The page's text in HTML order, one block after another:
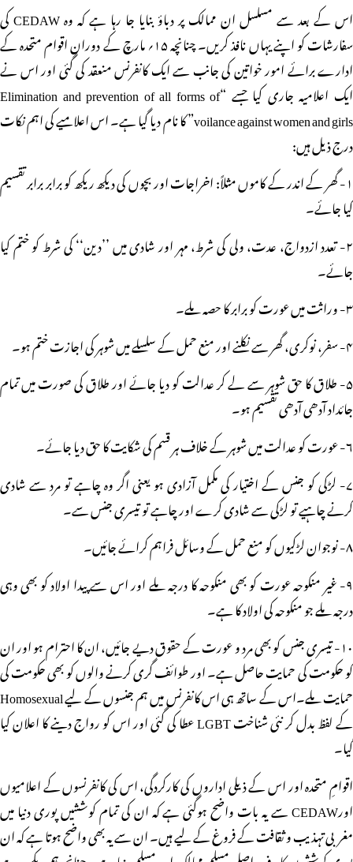
اس کے بعد سے مسلسل ان ممالک پر دباؤ بنایا جا رہا ہے کہ وہ CEDAW کی
سفارشات کو اپنے یہاں نافذ کریں۔ چنانچہ ۱۵؍ مارچ کے دوران اقوام متحدہ کے
ادارے برائے امور خواتین کی جانب سے ایک کانفرنس منعقد کی گئی اور اس نے
ایک اعلامیہ جاری کیا جسے “Elimination and prevention of all forms of
voilance against women and girls” کا نام دیا گیا ہے۔ اس اعلامیے کی اہم نکات
درج ذیل ہیں:
۱- گھر کے اندر کے کاموں مثلاً: اخراجات اور بچوں کی دیکھ ریکھ کو برابر برابر تقسیم
کیا جائے۔
۲- تعدد ازدواج، عدت، ولی کی شرط، مہر اور شادی میں ’’دین‘‘ کی شرط کو ختم کیا
جائے۔
۳- وراثت میں عورت کو برابر کا حصہ ملے۔
۴- سفر، نوکری، گھر سے نکلنے اور منع حمل کے سلسلے میں شوہر کی اجازت ختم ہو۔
۵- طلاق کا حق شوہر سے لے کر عدالت کو دیا جائے اور طلاق کی صورت میں تمام
جائداد آدھی آدھی تقسیم ہو۔
۶- عورت کو عدالت میں شوہر کے خلاف ہر قسم کی شکایت کا حق دیا جائے۔
۷- لڑکی کو جنس کے اختیار کی مکمل آزادی ہو یعنی اگر وہ چاہے تو مرد سے شادی
کرنے چاہیے تو لڑکی سے شادی کرے اور چاہے تو تیسری جنس سے۔
۸- نوجوان لڑکیوں کو منع حمل کے وسائل فراہم کرائے جائیں۔
۹- غیر منکوحہ عورت کو بھی منکوحہ کا درجہ ملے اور اس سے پیدا اولاد کو بھی وہی
درجہ ملے جو منکوحہ کی اولاد کا ہے۔
۱۰- تیسری جنس کو بھی مرد و عورت کے حقوق دیے جائیں، ان کا احترام ہو اور ان
کو حکومت کی حمایت حاصل ہے۔ اور طوائف گری کرنے والوں کو بھی حکومت کی
حمایت ملے۔اس کے ساتھ ہی اس کانفرنس میں ہم جنسوں کے لیے Homosexual
کے لفظ بدل کر نئی شناخت LGBT عطا کی گئی اور اس کو رواج دینے کا اعلان کیا
گیا۔
اقوامِ متحدہ اور اس کے ذیلی اداروں کی کارکردگی، اس کی کانفرنسوں کے اعلامیوں
اورCEDAW سے یہ بات واضح ہوگئی ہے کہ ان کی تمام کوششیں پوری دنیا میں
مغربی تہذیب و ثقافت کے فروغ کے لیے ہیں۔ ان سے یہ بھی واضح ہوتا ہے کہ ان